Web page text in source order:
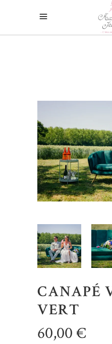
CANAPÉ
VERT
60,00€